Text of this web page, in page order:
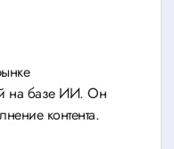
на базе ИИ. Он
контента.